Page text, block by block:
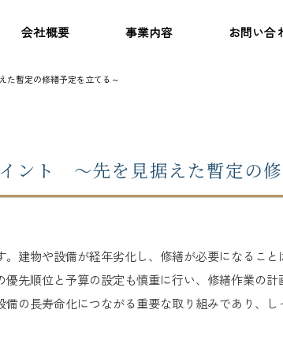
会社概要 事業内容 お問い合
暫定の修繕予定を立てる～
ント ～先を見据えた暫定の
建物や設備が経年劣化し、修繕が必要になるこ
先順位と予算の設定も慎重に行い、修繕作業の
の長寿命化につながる重要な取り組みであり、